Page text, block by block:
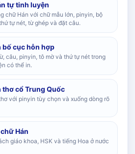
tự tinh luyện
chữ Hán với chữ mẫu lớn, pinyin, bộ
tự nét, từ ghép và đặt câu.
bố cục hỗn hợp
câu, pinyin, tô mờ và thứ tự nét trong
có thể in.
thơ cổ Trung Quốc
với pinyin tùy chọn và xuống dòng rõ
Hán
giáo khoa, HSK và tiếng Hoa ở nước